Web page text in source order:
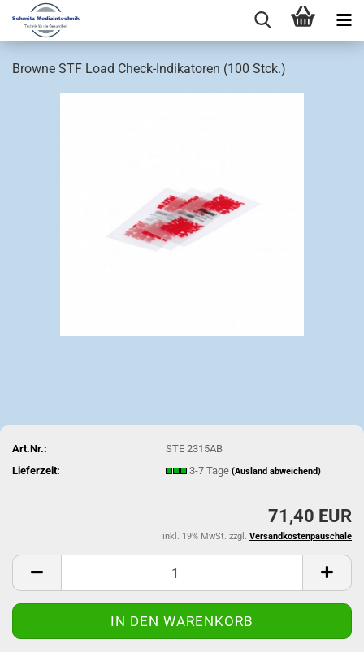
Browne STF Load Check-Indikatoren (100 Stck.)
Art.Nr.:
STE 2315AB
Lieferzeit:
3-7 Tage(Ausland abweichend)
71,40 EUR
inkl. 19% MwSt. zzgl. Versandkostenpauschale